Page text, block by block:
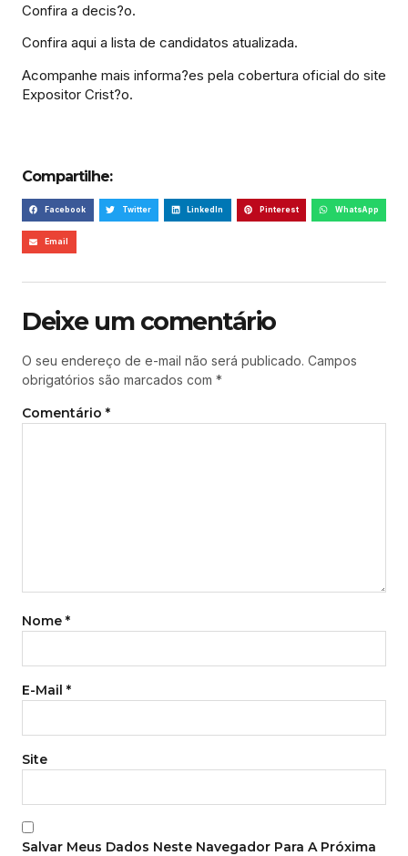
Confira a decis?o.
Confira aqui a lista de candidatos atualizada.
Acompanhe mais informa?es pela cobertura oficial do site
Expositor Crist?o.
Compartilhe:
Facebook Twitter LinkedIn Pinterest WhatsApp
Email
Deixe um comentário
O seu endereço de e-mail não será publicado. Campos
obrigatórios são marcados com *
Comentário *
Nome *
E-Mail *
Site
Salvar Meus Dados Neste Navegador Para A Próxima